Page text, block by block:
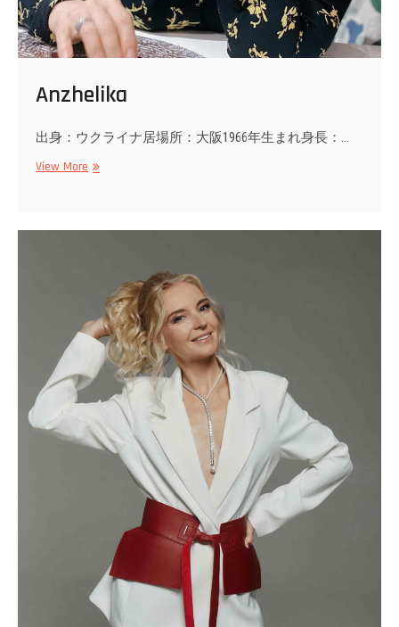
Anzhelika
出身：ウクライナ居場所：大阪1966年生まれ身長：…
View More Anzhelika